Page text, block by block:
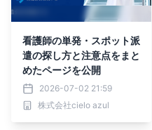
看護師の単発・スポット派
遣の探し方と注意点をまと
めたページを公開
2026-07-02 21:59
株式会社cielo azul